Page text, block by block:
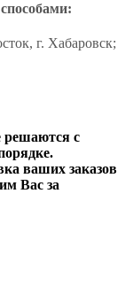
г. Хабаровск;
решаются с
ваших заказов
Вас за